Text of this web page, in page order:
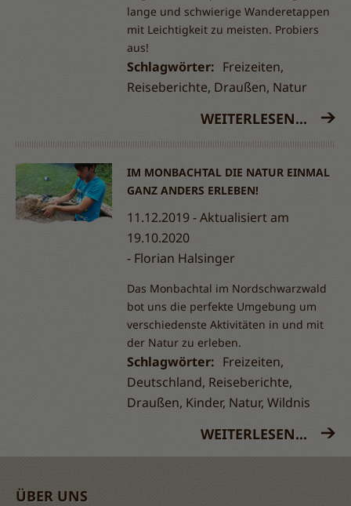
lange und schwierige Wanderetappen
mit Leichtigkeit zu meisten. Probiers
aus!
Schlagwörter: Freizeiten,
Reiseberichte, Draußen, Natur
WEITERLESEN...
IM MONBACHTAL DIE NATUR EINMAL
GANZ ANDERS ERLEBEN!
11.12.2019 - Aktualisiert am
19.10.2020
Florian Halsinger
Das Monbachtal im Nordschwarzwald
bot uns die perfekte Umgebung um
verschiedenste Aktivitäten in und mit
der Natur zu erleben.
Schlagwörter: Freizeiten,
Deutschland, Reiseberichte,
Draußen, Kinder, Natur, Wildnis
WEITERLESEN...
ÜBER UNS